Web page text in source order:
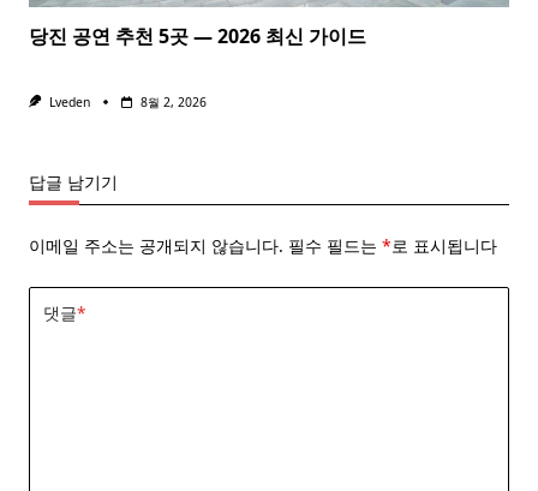
당진 공연 추천 5곳 — 2026 최신 가이드
Lveden 8월 2, 2026
답글 남기기
이메일 주소는 공개되지 않습니다. 필수 필드는 *로 표시됩니다
댓글*